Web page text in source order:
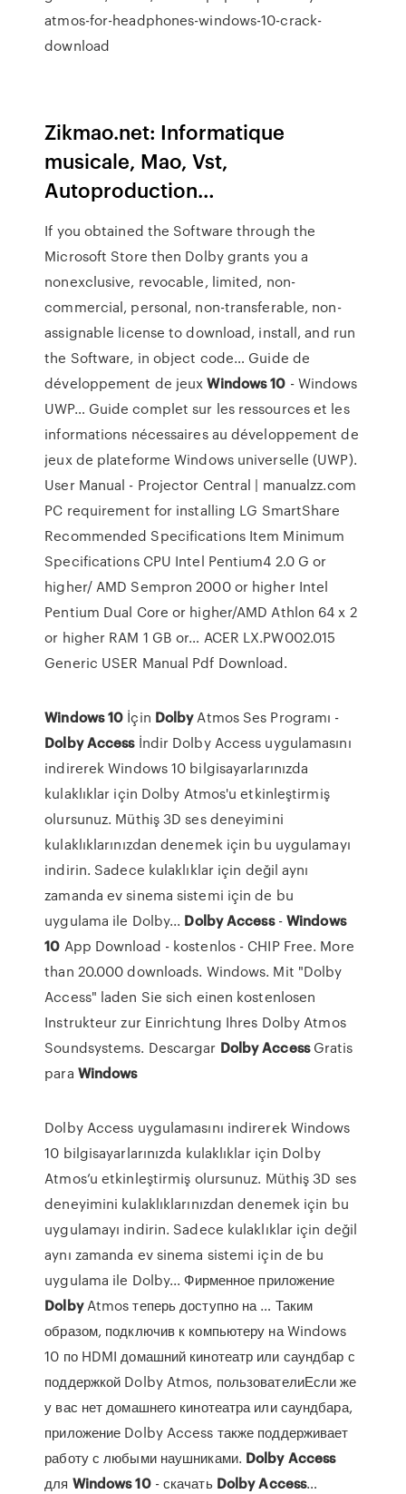
atmos-for-headphones-windows-10-crack-
download
Zikmao.net: Informatique
musicale, Mao, Vst,
Autoproduction…
If you obtained the Software through the
Microsoft Store then Dolby grants you a
nonexclusive, revocable, limited, non-
commercial, personal, non-transferable, non-
assignable license to download, install, and run
the Software, in object code… Guide de
développement de jeuxWindows10 - Windows
UWP… Guide complet sur les ressources et les
informations nécessaires au développement de
jeux de plateforme Windows universelle (UWP).
User Manual - Projector Central | manualzz.com
PC requirement for installing LG SmartShare
Recommended Specifications Item Minimum
Specifications CPU Intel Pentium4 2.0 G or
higher/ AMD Sempron 2000 or higher Intel
Pentium Dual Core or higher/AMD Athlon 64 x 2
or higher RAM 1 GB or… ACER LX.PW002.015
Generic USER Manual Pdf Download.
Windows10 İçin DolbyAtmos Ses Programı -
Dolby Accessİndir Dolby Access uygulamasını
indirerek Windows 10 bilgisayarlarınızda
kulaklıklar için Dolby Atmos'u etkinleştirmiş
olursunuz. Müthiş 3D ses deneyimini
kulaklıklarınızdan denemek için bu uygulamayı
indirin. Sadece kulaklıklar için değil aynı
zamanda ev sinema sistemi için de bu
uygulama ile Dolby... DolbyAccess-Windows
10 App Download - kostenlos - CHIP Free. More
than 20.000 downloads. Windows. Mit "Dolby
Access" laden Sie sich einen kostenlosen
Instrukteur zur Einrichtung Ihres Dolby Atmos
Soundsystems. Descargar DolbyAccessGratis
para Windows
Dolby Access uygulamasını indirerek Windows
10 bilgisayarlarınızda kulaklıklar için Dolby
Atmos’u etkinleştirmiş olursunuz. Müthiş 3D ses
deneyimini kulaklıklarınızdan denemek için bu
uygulamayı indirin. Sadece kulaklıklar için değil
aynı zamanda ev sinema sistemi için de bu
uygulama ile Dolby... Фирменное приложение
DolbyAtmos теперь доступно на … Таким
образом, подключив к компьютеру на Windows
10 по HDMI домашний кинотеатр или саундбар с
поддержкой Dolby Atmos, пользователиЕсли же
у вас нет домашнего кинотеатра или саундбара,
приложение Dolby Access также поддерживает
работу с любыми наушниками. Dolby Access
для Windows10- скачать DolbyAccess…